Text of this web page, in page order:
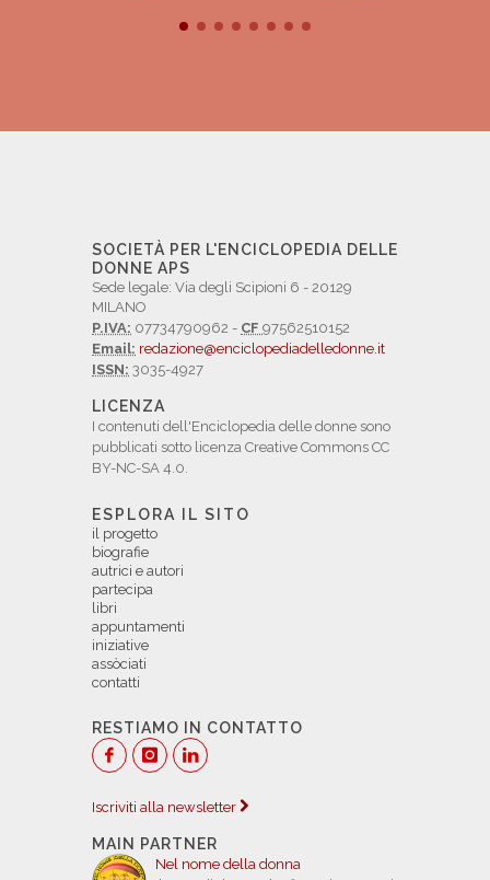
SOCIETÀ PER L'ENCICLOPEDIA DELLE
DONNE APS
Sede legale: Via degli Scipioni 6 - 20129
MILANO
P.IVA: 07734790962 - CF 97562510152
Email: redazione@enciclopediadelledonne.it
ISSN: 3035-4927
LICENZA
I contenuti dell'Enciclopedia delle donne sono
pubblicati sotto licenza Creative Commons CC
BY-NC-SA 4.0.
ESPLORA IL SITO
il progetto
biografie
autrici e autori
partecipa
libri
appuntamenti
iniziative
assòciati
contatti
RESTIAMO IN CONTATTO
Iscriviti alla newsletter
MAIN PARTNER
Nel nome della donna